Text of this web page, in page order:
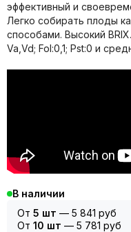
эффективный и
Легко собирать плоды
способами. Высокий
Va,Vd; Fol:0,1; Pst:0 и
В наличии
От 5 шт — 5 841 руб
От 10 шт — 5 781 руб